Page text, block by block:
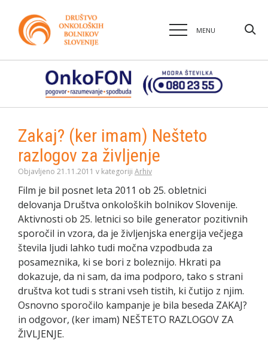
Zakaj? (ker imam) Nešteto
razlogov za življenje
Objavljeno 21.11.2011 v kategoriji Arhiv
Film je bil posnet leta 2011 ob 25. obletnici
delovanja Društva onkoloških bolnikov Slovenije.
Aktivnosti ob 25. letnici so bile generator pozitivnih
sporočil in vzora, da je življenjska energija večjega
števila ljudi lahko tudi močna vzpodbuda za
posameznika, ki se bori z boleznijo. Hkrati pa
dokazuje, da ni sam, da ima podporo, tako s strani
društva kot tudi s strani vseh tistih, ki čutijo z njim.
Osnovno sporočilo kampanje je bila beseda ZAKAJ?
in odgovor, (ker imam) NEŠTETO RAZLOGOV ZA
ŽIVLJENJE.
MENU